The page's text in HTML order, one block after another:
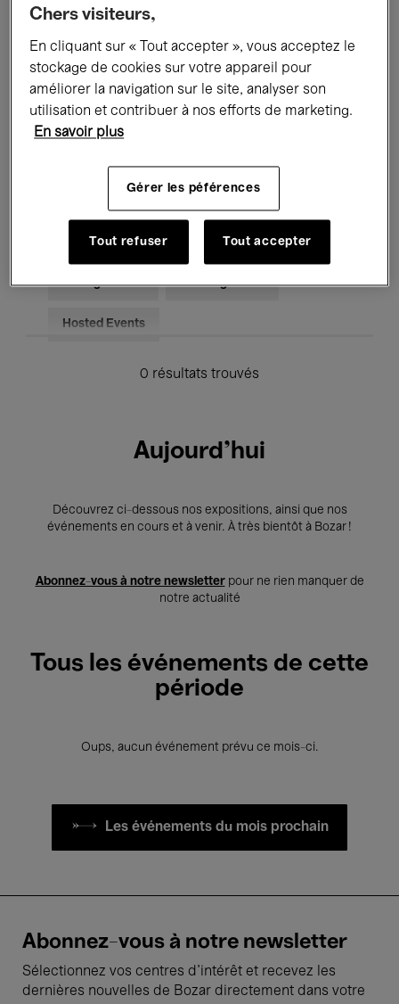
Tous les événements
Expositions Films Performances
Rencontres & Débats Jazz
Musique classique
Musique électronique
Pour tous Kids’ Palace
Enseignement Visites guidées
Hosted Events
0 résultats trouvés
Aujourd'hui
Découvrez ci-dessous nos expositions, ainsi que nos
événements en cours et à venir. À très bientôt à Bozar !
Abonnez-vous à notre newsletterpour ne rien manquer de
notre actualité
Tous les événements de cette
période
Oups, aucun événement prévu ce mois-ci.
Les événements du mois prochain
Abonnez-vous à notre newsletter
Sélectionnez vos centres d'intérêt et recevez les
dernières nouvelles de Bozar directement dans votre
Chers visiteurs,
En cliquant sur « Tout accepter », vous acceptez le
stockage de cookies sur votre appareil pour
améliorer la navigation sur le site, analyser son
utilisation et contribuer à nos efforts de marketing.
En savoir plus
Gérer les péférences
Tout refuser Tout accepter